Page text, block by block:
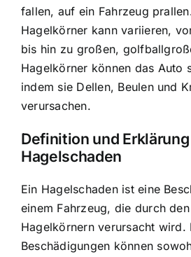
fallen, auf ein Fahrzeug
Hagelkörner kann variieren,
bis hin zu großen,
Hagelkörner können das Auto
indem sie Dellen, Beulen und
verursachen.
Definition und
Hagelschaden
Ein Hagelschaden ist eine
einem Fahrzeug, die durch
Hagelkörnern verursacht wird.
Beschädigungen können